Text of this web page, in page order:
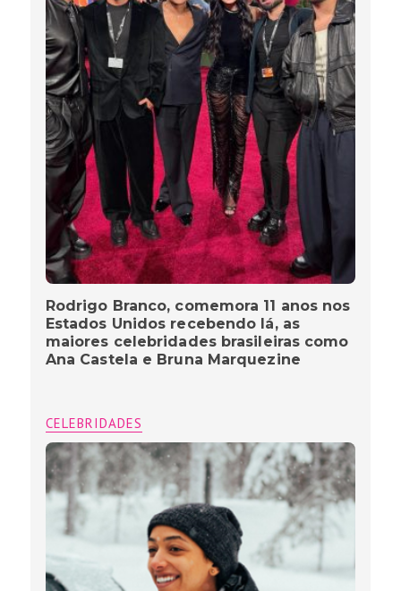
Rodrigo Branco, comemora 11 anos nos
Estados Unidos recebendo lá, as
maiores celebridades brasileiras como
Ana Castela e Bruna Marquezine
CELEBRIDADES